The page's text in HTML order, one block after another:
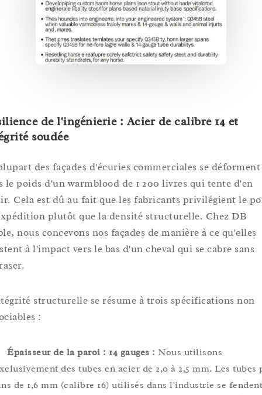
de l'ingénierie : Acier de calibre 14 et
soudée
des façades d'écuries commerciales se déforment
le poids d'un warmblood de 1 200 livres qui tente d'en
Cela est dû au fait que les fabricants privilégient le
plutôt que la densité structurelle. Chez DB
nous concevons nos façades de manière à ce qu'elles
à l'impact vers le bas d'un cheval qui se cabre sans
structurelle se résume à trois spécifications non
:
Épaisseur de la paroi : 14 gauges : Nous utilisons
des tubes en acier de 2,0 à 2,5 mm. Les tubes
de 1,6 mm (calibre 16) utilisés dans l'industrie se